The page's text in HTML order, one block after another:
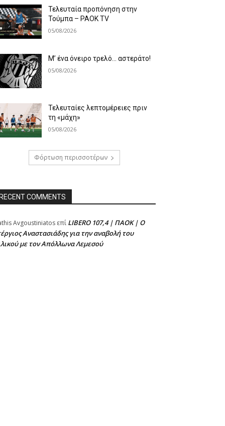
Τελευταία προπόνηση στην
Τούμπα – PAOK TV
05/08/2026
Μ’ ένα όνειρο τρελό… αστεράτο!
05/08/2026
Τελευταίες λεπτομέρειες πριν
τη «μάχη»
05/08/2026
Φόρτωση περισσοτέρων
COMMENTS
Avgoustiniatos επί LIBERO 107,4 | ΠΑΟΚ | Ο
Αναστασιάδης για την αναβολή του
με τον Απόλλωνα Λεμεσού